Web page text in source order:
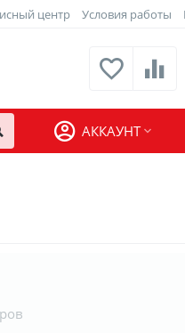
центр Условия работы
АККАУНТ